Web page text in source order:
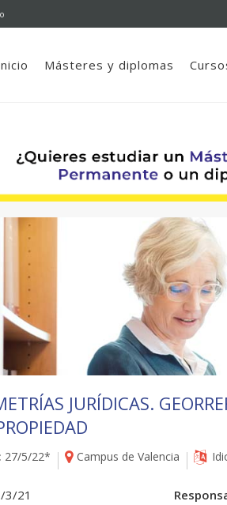
Másteres y diplomas
JURÍDICAS.
27/5/22* Campus de Valencia
3/21